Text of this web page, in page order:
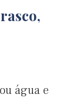
água e